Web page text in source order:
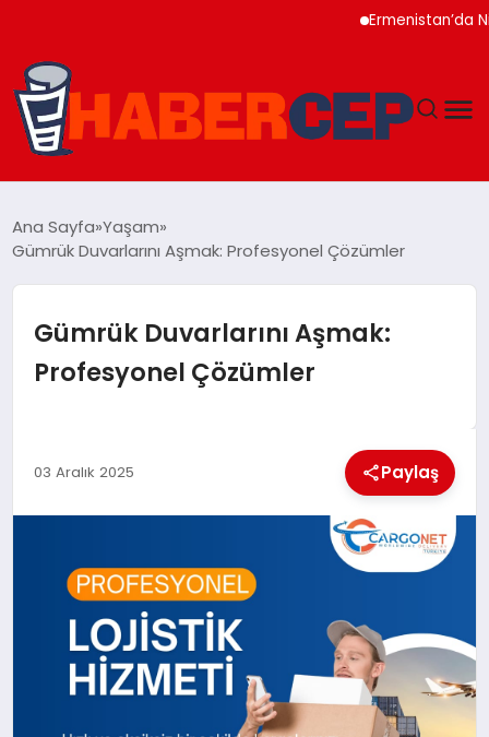
Ermenistan’da
TEKNOLOJI
EĞITIM
Ana Sayfa Yaşam
Gümrük Duvarlarını Aşmak: Profesyonel Çözümler
Gümrük Duvarlarını Aşmak:
Profesyonel Çözümler
03 Aralık 2025 Paylaş